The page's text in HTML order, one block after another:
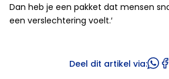
Dan heb je een pakket dat mensen
een verslechtering voelt.′
Deel dit artikel via: